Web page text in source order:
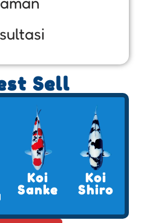
Sell
Koi
Sanke
Koi
Shiro